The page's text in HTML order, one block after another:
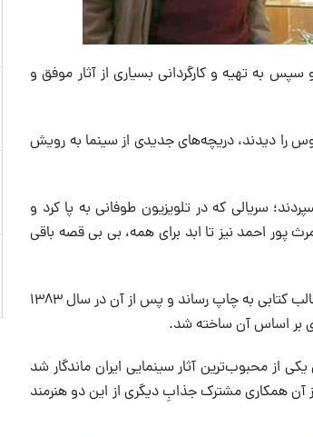
به تهیه و کارگردانی بسیاری از آثار موفق و
را دیدند، دریچه‌های جدیدی از سینما به رویش
سریالی که در تلویزیون طوفانی به پا کرد و
پور احمد نیز تا ابد برای همه، بی بی قصه باقی
کیومرث پور احمد «کودکی نیمه تمام» را که شرح حال خود بود در قالب کتابی به چاپ رساند و پس از آن در سال ۱۳۸۳
بر اساس آن ساخته شد.
از محبوب‌ترین آثار سینمایی ایران ماندگار شد
دلنشین بود و پس از آن همکاری مشترک جذابِ دیگری از این دو هنرمند